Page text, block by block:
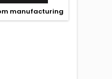
manufacturing